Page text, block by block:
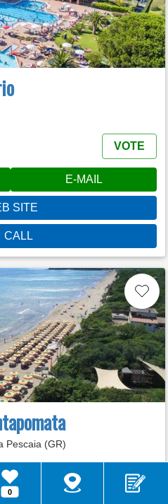
VOTE
E-MAIL
SITE
CALL
Pescaia (GR)
VOTE
0